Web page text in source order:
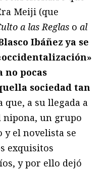
Meiji (que
a las Reglas o al
Ibáñez ya se
no pocas
sociedad tan
que, a su llegada a
nipona, un grupo
y el novelista se
exquisitos
y por ello dejó